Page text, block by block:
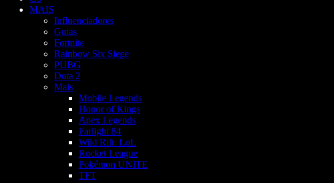
MAIS
Influenciadores
Guias
Fortnite
Rainbow Six Siege
PUBG
Dota 2
Mais
Mobile Legends
Honor of Kings
Apex Legends
Farlight 84
Wild Rift: LoL
Rocket League
Pokémon UNITE
TFT